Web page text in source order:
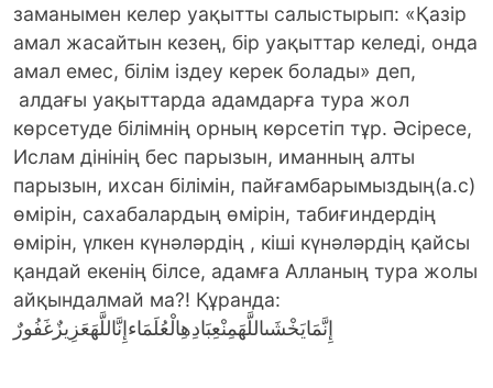
заманымен келер уақытты салыстырып: «Қазір
амал жасайтын кезең, бір уақыттар келеді, онда
амал емес, білім іздеу керек болады» деп,
алдағы уақыттарда адамдарға тура жол
көрсетуде білімнің орның көрсетіп тұр. Әсіресе,
Ислам дінінің бес парызын, иманның алты
парызын, ихсан білімін, пайғамбарымыздың(а.с)
өмірін, сахабалардың өмірін, табиғиндердің
өмірін, үлкен күнәләрдің , кіші күнәләрдің қайсы
қандай екенің білсе, адамға Алланың тура жолы
айқындалмай ма?! Құранда:
إِنَّمَايَخْشَىاللَّهَمِنْعِبَادِهِالْعُلَمَاءإِنَّاللَّهَعَزِيزٌغَفُورٌ